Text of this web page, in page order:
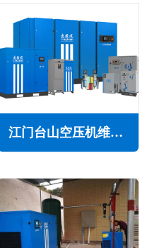
江门台山空压机维修保养